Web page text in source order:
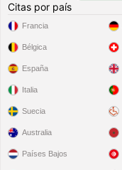
Citas por país
Francia
Bélgica
España
Italia
Suecia
Australia
Países Bajos